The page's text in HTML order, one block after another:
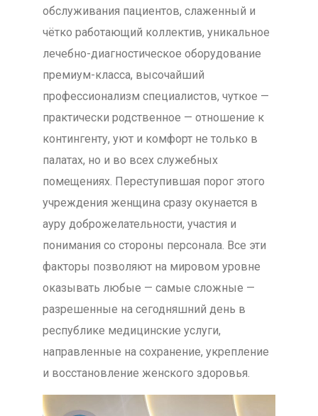
обслуживания пациентов, слаженный и
чётко работающий коллектив, уникальное
лечебно-диагностическое оборудование
премиум-класса, высочайший
профессионализм специалистов, чуткое —
практически родственное — отношение к
контингенту, уют и комфорт не только в
палатах, но и во всех служебных
помещениях. Переступившая порог этого
учреждения женщина сразу окунается в
ауру доброжелательности, участия и
понимания со стороны персонала. Все эти
факторы позволяют на мировом уровне
оказывать любые — самые сложные —
разрешенные на сегодняшний день в
республике медицинские услуги,
направленные на сохранение, укрепление
и восстановление женского здоровья.